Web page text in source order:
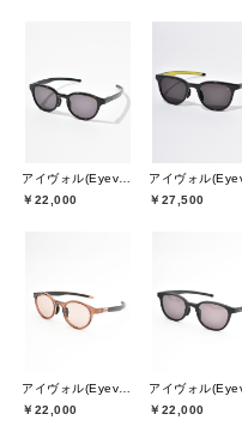
￥22,000
￥27,500
￥22,000
￥22,000